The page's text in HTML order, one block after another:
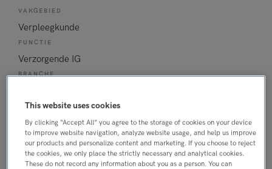
VAKGEBIED
Verpleegkunde
FUNCTIE
Verzorgende IG
BRANCHE
AANSTELLING
Niet nader bepaald
PLAATSINGSDATUM
3 november 2025
This website uses cookies
By clicking “Accept All” you agree to the storage of cookies on your device
to improve website navigation, analyze website usage, and help us improve
our products and personalize content and marketing. If you choose to reject
the cookies, we only place the strictly necessary and analytical cookies.
These do not record any information about you as a person. You can